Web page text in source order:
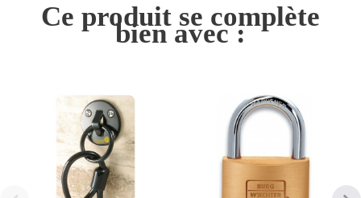
Ce produit se complète
bien avec :